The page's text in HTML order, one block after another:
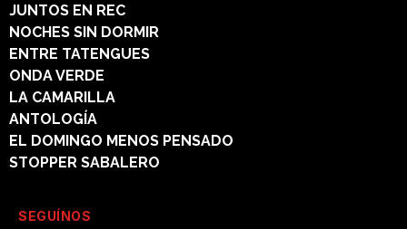
JUNTOS EN REC
NOCHES SIN DORMIR
ENTRE TATENGUES
ONDA VERDE
LA CAMARILLA
ANTOLOGÍA
EL DOMINGO MENOS PENSADO
STOPPER SABALERO
SEGUÍNOS